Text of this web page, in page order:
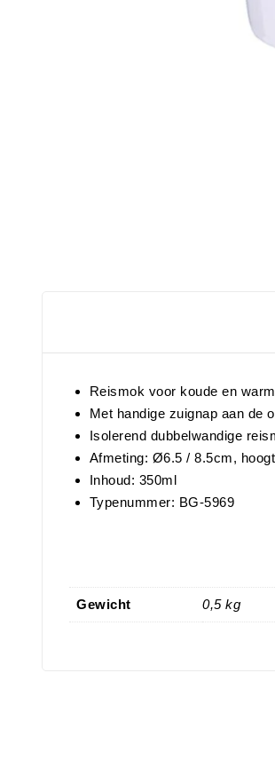
Reismok voor koude en
Met handige zuignap aan de
Isolerend dubbelwandige
Afmeting: Ø6.5 / 8.5cm,
Inhoud: 350ml
Typenummer: BG-5969
Gewicht 0,5 kg